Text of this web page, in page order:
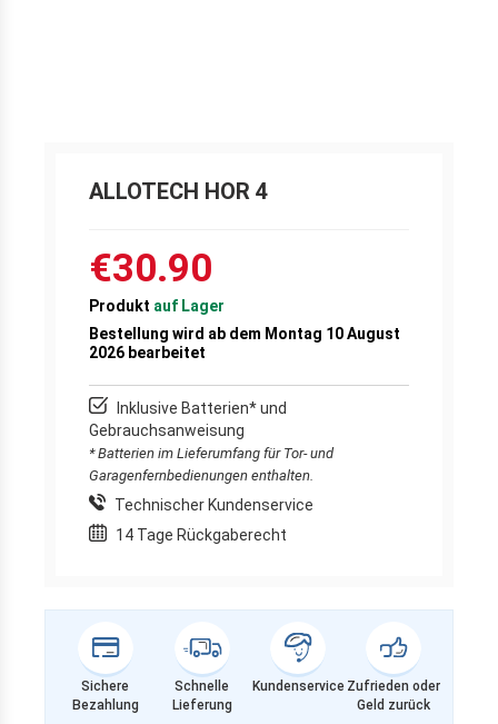
ALLOTECH HOR 4
€30.90
Produkt auf Lager
Bestellung wird ab dem Montag 10 August
2026 bearbeitet
Inklusive Batterien* und
Gebrauchsanweisung
* Batterien im Lieferumfang für Tor- und
Garagenfernbedienungen enthalten.
Technischer Kundenservice
14 Tage Rückgaberecht
Sichere
Bezahlung
Schnelle
Lieferung
Kundenservice Zufrieden oder
Geld zurück